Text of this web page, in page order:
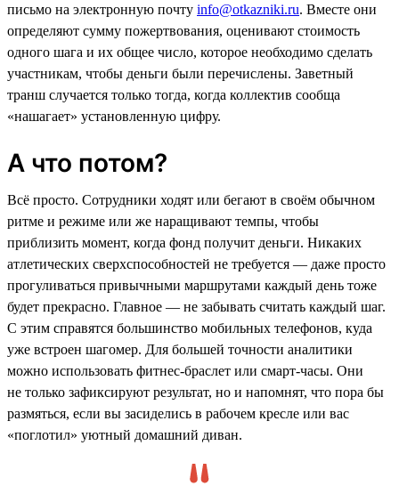
письмо на электронную почту info@otkazniki.ru. Вместе они
определяют сумму пожертвования, оценивают стоимость
одного шага и их общее число, которое необходимо сделать
участникам, чтобы деньги были перечислены. Заветный
транш случается только тогда, когда коллектив сообща
«нашагает» установленную цифру.
А что потом?
Всё просто. Сотрудники ходят или бегают в своём обычном
ритме и режиме или же наращивают темпы, чтобы
приблизить момент, когда фонд получит деньги. Никаких
атлетических сверхспособностей не требуется — даже просто
прогуливаться привычными маршрутами каждый день тоже
будет прекрасно. Главное — не забывать считать каждый шаг.
С этим справятся большинство мобильных телефонов, куда
уже встроен шагомер. Для большей точности аналитики
можно использовать фитнес-браслет или смарт-часы. Они
не только зафиксируют результат, но и напомнят, что пора бы
размяться, если вы засиделись в рабочем кресле или вас
«поглотил» уютный домашний диван.